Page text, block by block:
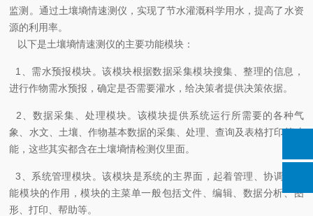
监测。通过土壤墒情速测仪，实现了节水灌溉科学用水，提高了水资
源的利用率。
以下是土壤墒情速测仪的主要功能模块：
1、需水预报模块。该模块根据数据采集模块搜集、整理的信息，
进行作物需水预报，确定是否需要灌水，给决策者提供决策依据。
2、数据采集、处理模块。该模块提供系统运行所需要的各种气
象、水文、土壤、作物基本数据的采集、处理、查询及表格打印等功
能，这些其实都含在土壤墒情检测仪里面。
3、系统管理模块。该模块是系统的主界面，起着管理、协调各功
能模块的作用，模块的主菜单一般包括文件、编辑、数据分析、图
形、打印、帮助等。